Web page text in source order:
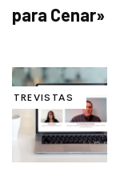
para Cenar»